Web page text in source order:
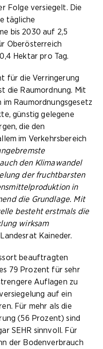
Folge versiegelt. Die
tägliche
bis 2030 auf 2,5
Oberösterreich
Hektar pro Tag.
für die Verringerung
die Raumordnung. Mit
Raumordnungsgesetz
günstig gelegene
die den
im Verkehrsbereich
den Klimawandel
der fruchtbarsten
in
die Grundlage. Mit
besteht erstmals die
wirksam
Kaineder.
beauftragten
79 Prozent für sehr
Auflagen zu
auf ein
Für mehr als die
(56 Prozent) sind
SEHR sinnvoll. Für
der Bodenverbrauch